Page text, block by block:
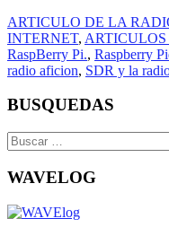
ARTICULO DE LA
INTERNET,
RaspBerry Pi., Raspberry
radio aficion, SDR y la
BUSQUEDAS
Buscar:
WAVELOG